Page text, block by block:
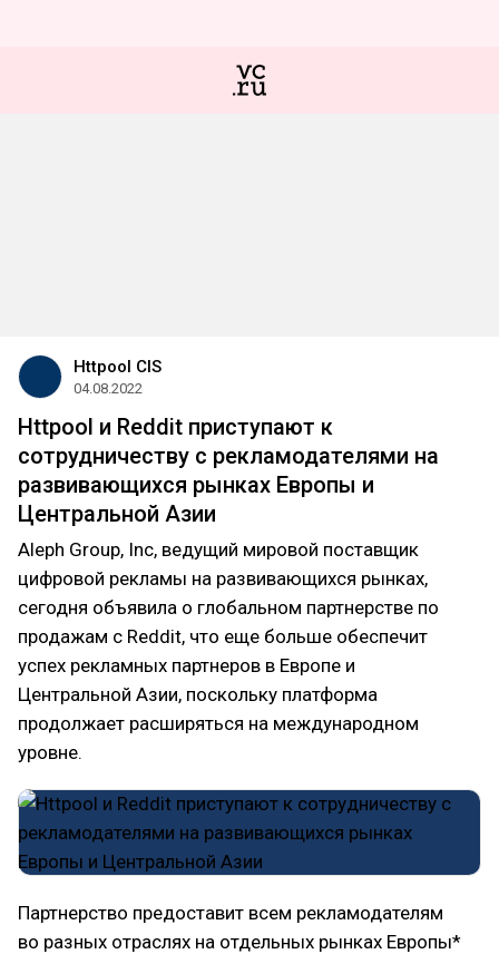
Httpool CIS
04.08.2022
Httpool и Reddit приступают к
сотрудничеству с рекламодателями на
развивающихся рынках Европы и
Центральной Азии
Aleph Group, Inc, ведущий мировой поставщик
цифровой рекламы на развивающихся рынках,
сегодня объявила о глобальном партнерстве по
продажам с Reddit, что еще больше обеспечит
успех рекламных партнеров в Европе и
Центральной Азии, поскольку платформа
продолжает расширяться на международном
уровне.
Партнерство предоставит всем рекламодателям
во разных отраслях на отдельных рынках Европы*